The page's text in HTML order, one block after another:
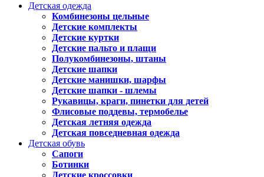
Детская одежда
Комбинезоны цельные
Детские комплекты
Детские куртки
Детские пальто и плащи
Полукомбинезоны, штаны
Детские шапки
Детские манишки, шарфы
Детские шапки - шлемы
Рукавицы, краги, пинетки для детей
Флисовые поддевы, термобелье
Детская летняя одежда
Детская повседневная одежда
Детская обувь
Сапоги
Ботинки
Детские кроссовки